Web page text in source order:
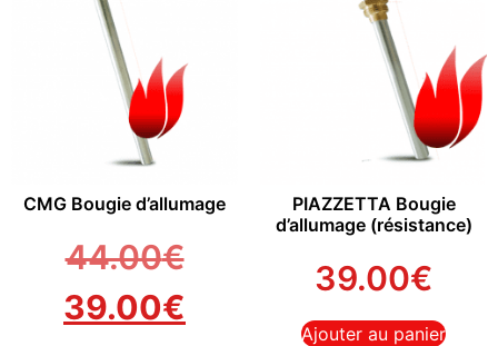
CMG Bougie d’allumage
44.00€
39.00€
PIAZZETTA Bougie
d’allumage (résistance)
39.00€
Ajouter au panier